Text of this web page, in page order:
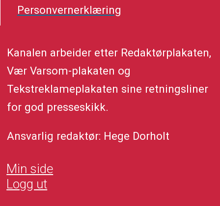
Personvernerklæring
Kanalen arbeider etter Redaktørplakaten,
Vær Varsom-plakaten og
Tekstreklameplakaten sine retningsliner
for god presseskikk.
Ansvarlig redaktør: Hege Dorholt
Min side
Logg ut